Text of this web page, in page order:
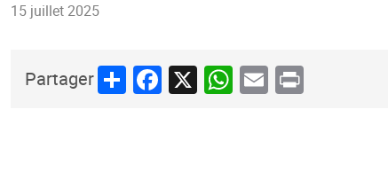
15 juillet 2025
PartagerShareFacebook
X WhatsApp
Email
Print